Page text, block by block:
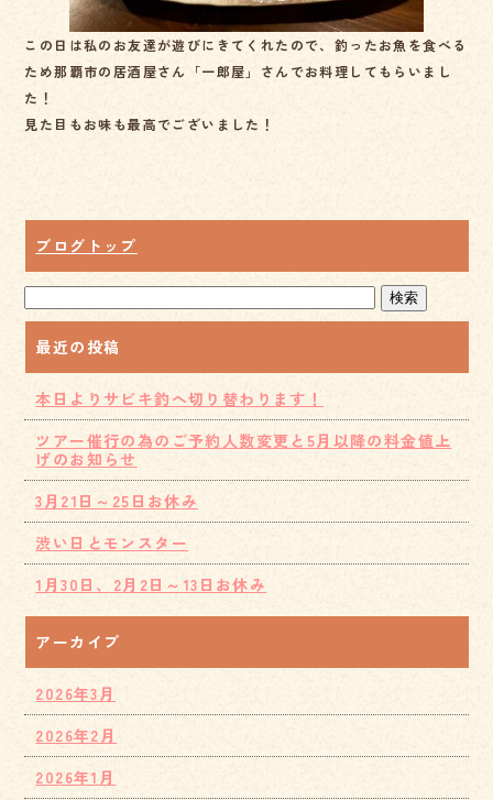
この日は私のお友達が遊びにきてくれたので、釣ったお魚を食べる
ため那覇市の居酒屋さん「一郎屋」さんでお料理してもらいまし
た！
見た目もお味も最高でございました！
ブログトップ
最近の投稿
本日よりサビキ釣へ切り替わります！
ツアー催行の為のご予約人数変更と5月以降の料金値上
げのお知らせ
3月21日～25日お休み
渋い日とモンスター
1月30日、2月2日～13日お休み
アーカイブ
2026年3月
2026年2月
2026年1月